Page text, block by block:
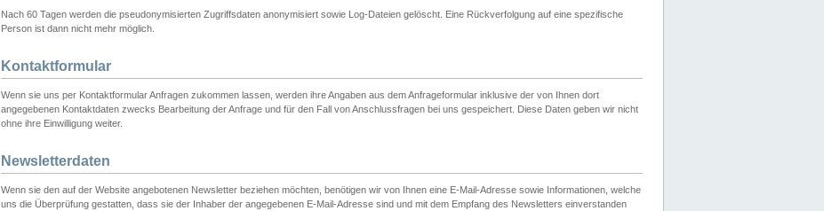
Nach 60 Tagen werden die pseudonymisierten Zugriffsdaten anonymisiert sowie Log-Dateien gelöscht. Eine Rückverfolgung auf eine spezifische
Person ist dann nicht mehr möglich.
Kontaktformular
Wenn sie uns per Kontaktformular Anfragen zukommen lassen, werden ihre Angaben aus dem Anfrageformular inklusive der von Ihnen dort
angegebenen Kontaktdaten zwecks Bearbeitung der Anfrage und für den Fall von Anschlussfragen bei uns gespeichert. Diese Daten geben wir nicht
ohne ihre Einwilligung weiter.
Newsletterdaten
Wenn sie den auf der Website angebotenen Newsletter beziehen möchten, benötigen wir von Ihnen eine E-Mail-Adresse sowie Informationen, welche
uns die Überprüfung gestatten, dass sie der Inhaber der angegebenen E-Mail-Adresse sind und mit dem Empfang des Newsletters einverstanden